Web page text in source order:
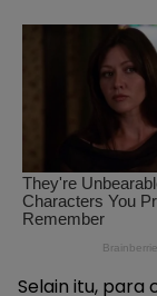
Selain itu, para